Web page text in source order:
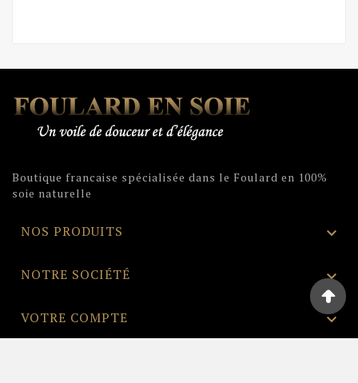
Boutique francaise spécialisée dans le Foulard en 100%
soie naturelle
NOS PRODUITS 
NOTRE SOCIÉTÉ 
VOTRE COMPTE 